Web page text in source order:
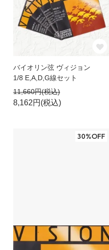
バイオリン弦 ヴィジョン
1/8 E,A,D,G線セット
11,660円(税込)
8,162円(税込)
30%OFF